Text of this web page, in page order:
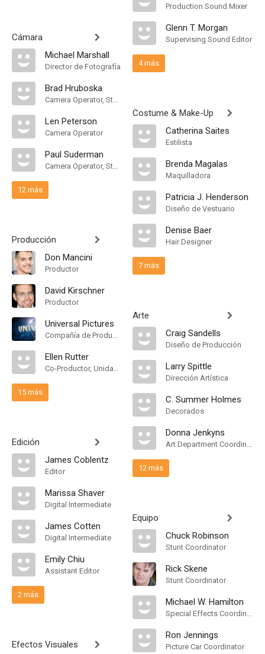
Cámara
Michael Marshall
Director de Fotografía
Brad Hruboska
Camera Operator, Steadicam Operator
Len Peterson
Camera Operator
Paul Suderman
Camera Operator, Steadicam Operator
12 más
Producción
Don Mancini
Productor
David Kirschner
Productor
Universal Pictures
Compañía de Produccion
Ellen Rutter
Co-Productor, Unidad de Producción
15 más
Edición
James Coblentz
Editor
Marissa Shaver
Digital Intermediate
James Cotten
Digital Intermediate
Emily Chiu
Assistant Editor
2 más
Efectos Visuales
Production Sound Mixer
Glenn T. Morgan
Supervising Sound Editor
4 más
Costume & Make-Up
Catherina Saites
Estilista
Brenda Magalas
Maquilladora
Patricia J. Henderson
Diseño de Vestuario
Denise Baer
Hair Designer
7 más
Arte
Craig Sandells
Diseño de Producción
Larry Spittle
Dirección Artística
C. Summer Holmes
Decorados
Donna Jenkyns
Art Department Coordinator
12 más
Equipo
Chuck Robinson
Stunt Coordinator
Rick Skene
Stunt Coordinator
Michael W. Hamilton
Special Effects Coordinator
Ron Jennings
Picture Car Coordinator